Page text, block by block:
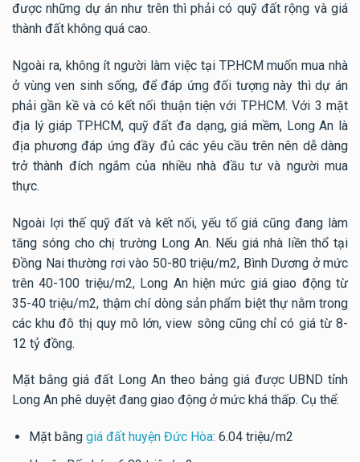
được những dự án như trên thì phải có quỹ đất rộng và giá
thành đất không quá cao.
Ngoài ra, không ít người làm việc tại TP.HCM muốn mua nhà
ở vùng ven sinh sống, để đáp ứng đối tượng này thì dự án
phải gần kề và có kết nối thuận tiện với TP.HCM. Với 3 mặt
địa lý giáp TP.HCM, quỹ đất đa dạng, giá mềm, Long An là
địa phương đáp ứng đầy đủ các yêu cầu trên nên dễ dàng
trở thành đích ngắm của nhiều nhà đầu tư và người mua
thực.
Ngoài lợi thế quỹ đất và kết nối, yếu tố giá cũng đang làm
tăng sóng cho chị trường Long An. Nếu giá nhà liền thổ tại
Đồng Nai thường rơi vào 50-80 triệu/m2, Bình Dương ở mức
trên 40-100 triệu/m2, Long An hiện mức giá giao động từ
35-40 triệu/m2, thậm chí dòng sản phẩm biệt thự nằm trong
các khu đô thị quy mô lớn, view sông cũng chỉ có giá từ 8-
12 tỷ đồng.
Mặt bằng giá đất Long An theo bảng giá được UBND tỉnh
Long An phê duyệt đang giao động ở mức khá thấp. Cụ thể:
Mặt bằng giá đất huyện Đức Hòa: 6.04 triệu/m2